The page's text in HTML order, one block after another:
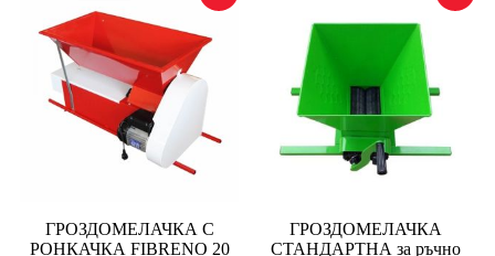
ГРОЗДОМЕЛАЧКА С
РОНКАЧКА FIBRENO 20
ГРОЗДОМЕЛАЧКА
СТАНДАРТНА за ръчно